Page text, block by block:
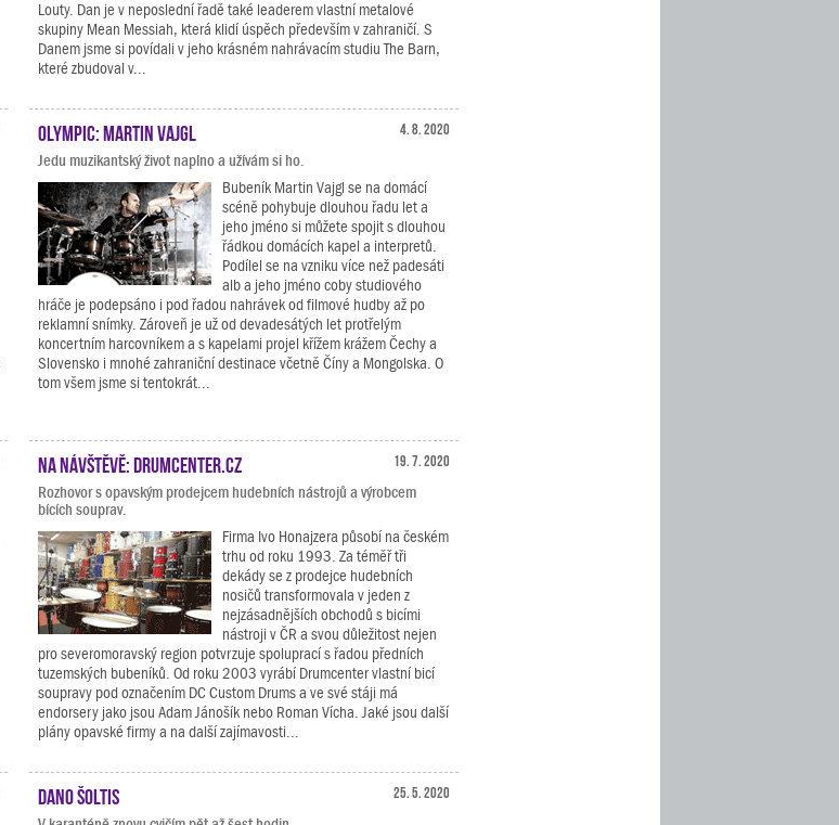
Louty. Dan je v neposlední řadě také leaderem vlastní metalové
skupiny Mean Messiah, která klidí úspěch především v zahraničí. S
Danem jsme si povídali v jeho krásném nahrávacím studiu The Barn,
které zbudoval v...
4. 8. 2020
Olympic: Martin Vajgl
Jedu muzikantský život naplno a užívám si ho.
Bubeník Martin Vajgl se na domácí
scéně pohybuje dlouhou řadu let a
jeho jméno si můžete spojit s dlouhou
řádkou domácích kapel a interpretů.
Podílel se na vzniku více než padesáti
alb a jeho jméno coby studiového
hráče je podepsáno i pod řadou nahrávek od filmové hudby až po
reklamní snímky. Zároveň je už od devadesátých let protřelým
koncertním harcovníkem a s kapelami projel křížem krážem Čechy a
Slovensko i mnohé zahraniční destinace včetně Číny a Mongolska. O
tom všem jsme si tentokrát...
19. 7. 2020
Na návštěvě: Drumcenter.cz
Rozhovor s opavským prodejcem hudebních nástrojů a výrobcem
bících souprav.
Firma Ivo Honajzera působí na českém
trhu od roku 1993. Za téměř tři
dekády se z prodejce hudebních
nosičů transformovala v jeden z
nejzásadnějších obchodů s bicími
nástroji v ČR a svou důležitost nejen
pro severomoravský region potvrzuje spoluprací s řadou předních
tuzemských bubeníků. Od roku 2003 vyrábí Drumcenter vlastní bicí
soupravy pod označením DC Custom Drums a ve své stáji má
endorsery jako jsou Adam Jánošík nebo Roman Vícha. Jaké jsou další
plány opavské firmy a na další zajímavosti...
25. 5. 2020
Dano Šoltis